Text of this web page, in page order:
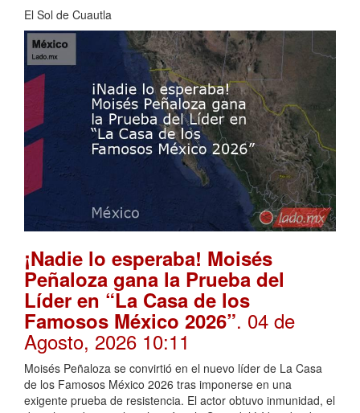
El Sol de Cuautla
¡Nadie lo esperaba! Moisés
Peñaloza gana la Prueba del
Líder en “La Casa de los
Famosos México 2026”. 04 de
Agosto, 2026 10:11
Moisés Peñaloza se convirtió en el nuevo líder de La Casa
de los Famosos México 2026 tras imponerse en una
exigente prueba de resistencia. El actor obtuvo inmunidad, el